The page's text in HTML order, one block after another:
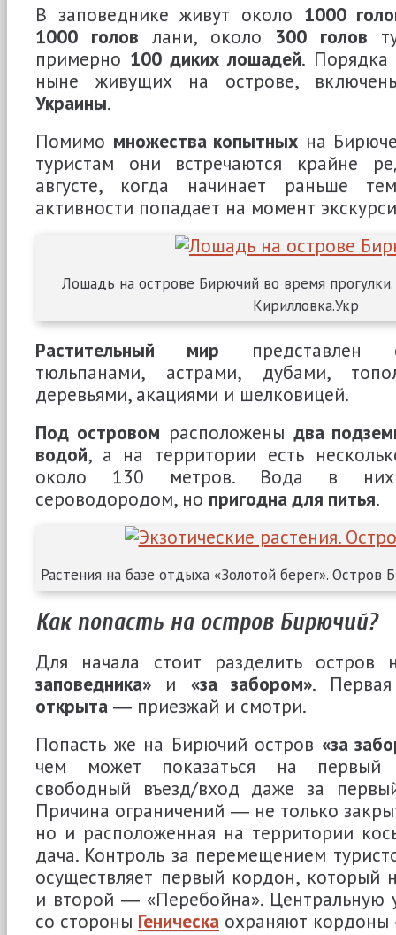
В заповеднике живут около 1000
1000 голов лани, около 300 голов
примерно 100 диких лошадей. Порядка
ныне живущих на острове,
Украины.
Помимо множества копытных на
туристам они встречаются крайне
августе, когда начинает раньше
активности попадает на момент
Лошадь на острове Бирючий во время
Кирилловка.Укр
Растительный мир представлен
тюльпанами, астрами, дубами,
деревьями, акациями и шелковицей.
Под островом расположены два
водой, а на территории есть
около 130 метров. Вода в них
сероводородом, но пригодна для питья.
Растения на базе отдыха «Золотой берег». Остров
Как попасть на остров Бирючий?
Для начала стоит разделить
заповедника» и «за забором».
открыта ― приезжай и смотри.
Попасть же на Бирючий остров «за
чем может показаться на первый
свободный въезд/вход даже за
Причина ограничений ― не только
но и расположенная на территории
дача. Контроль за перемещением
осуществляет первый кордон, который
и второй ― «Перебойна». Центральную
со стороны Геническа охраняют кордоны